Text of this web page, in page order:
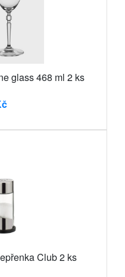
glass 468 ml 2 ks
Club 2 ks